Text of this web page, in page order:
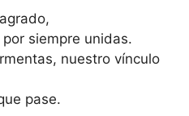
siempre unidas.
nuestro vínculo
pase.